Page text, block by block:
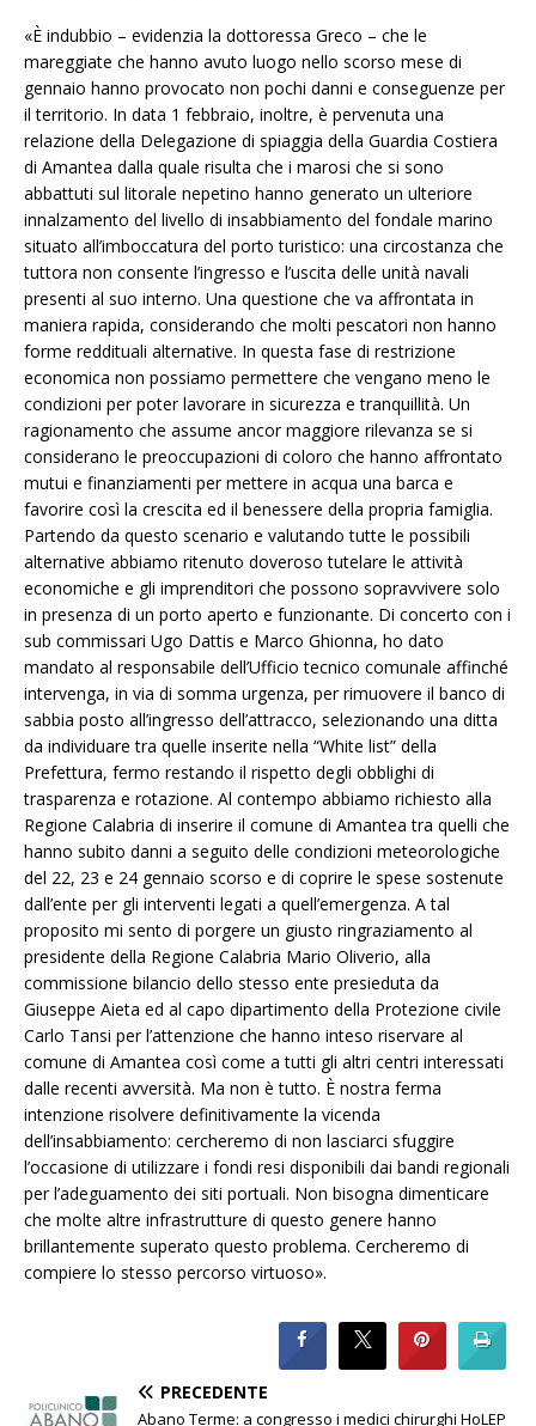
«È indubbio – evidenzia la dottoressa Greco – che le
mareggiate che hanno avuto luogo nello scorso mese di
gennaio hanno provocato non pochi danni e conseguenze per
il territorio. In data 1 febbraio, inoltre, è pervenuta una
relazione della Delegazione di spiaggia della Guardia Costiera
di Amantea dalla quale risulta che i marosi che si sono
abbattuti sul litorale nepetino hanno generato un ulteriore
innalzamento del livello di insabbiamento del fondale marino
situato all’imboccatura del porto turistico: una circostanza che
tuttora non consente l’ingresso e l’uscita delle unità navali
presenti al suo interno. Una questione che va affrontata in
maniera rapida, considerando che molti pescatori non hanno
forme reddituali alternative. In questa fase di restrizione
economica non possiamo permettere che vengano meno le
condizioni per poter lavorare in sicurezza e tranquillità. Un
ragionamento che assume ancor maggiore rilevanza se si
considerano le preoccupazioni di coloro che hanno affrontato
mutui e finanziamenti per mettere in acqua una barca e
favorire così la crescita ed il benessere della propria famiglia.
Partendo da questo scenario e valutando tutte le possibili
alternative abbiamo ritenuto doveroso tutelare le attività
economiche e gli imprenditori che possono sopravvivere solo
in presenza di un porto aperto e funzionante. Di concerto con i
sub commissari Ugo Dattis e Marco Ghionna, ho dato
mandato al responsabile dell’Ufficio tecnico comunale affinché
intervenga, in via di somma urgenza, per rimuovere il banco di
sabbia posto all’ingresso dell’attracco, selezionando una ditta
da individuare tra quelle inserite nella “White list” della
Prefettura, fermo restando il rispetto degli obblighi di
trasparenza e rotazione. Al contempo abbiamo richiesto alla
Regione Calabria di inserire il comune di Amantea tra quelli che
hanno subito danni a seguito delle condizioni meteorologiche
del 22, 23 e 24 gennaio scorso e di coprire le spese sostenute
dall’ente per gli interventi legati a quell’emergenza. A tal
proposito mi sento di porgere un giusto ringraziamento al
presidente della Regione Calabria Mario Oliverio, alla
commissione bilancio dello stesso ente presieduta da
Giuseppe Aieta ed al capo dipartimento della Protezione civile
Carlo Tansi per l’attenzione che hanno inteso riservare al
comune di Amantea così come a tutti gli altri centri interessati
dalle recenti avversità. Ma non è tutto. È nostra ferma
intenzione risolvere definitivamente la vicenda
dell’insabbiamento: cercheremo di non lasciarci sfuggire
l’occasione di utilizzare i fondi resi disponibili dai bandi regionali
per l’adeguamento dei siti portuali. Non bisogna dimenticare
che molte altre infrastrutture di questo genere hanno
brillantemente superato questo problema. Cercheremo di
compiere lo stesso percorso virtuoso».
PRECEDENTE
Abano Terme: a congresso i medici chirurghi HoLEP